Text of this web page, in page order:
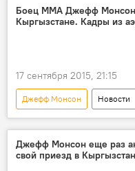
Казахстан
Замирбек Сыргабаев
Боец ММА Джефф
Кыргызстане. Кадры из
17 сентября 2015, 21:15
Джефф Монсон Новости
Замирбек Сыргабаев
депутат
гладиатор
Джефф Монсон еще раз
свой приезд в Кыргызстан